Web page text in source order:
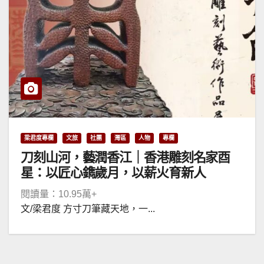
梁君度專欄 文旅 社團 灣區 人物 專欄
刀刻山河，藝潤香江｜香港雕刻名家酉
星：以匠心鐫歲月，以薪火育新人
閱讀量：10.95萬+
文/梁君度 方寸刀筆藏天地，一...